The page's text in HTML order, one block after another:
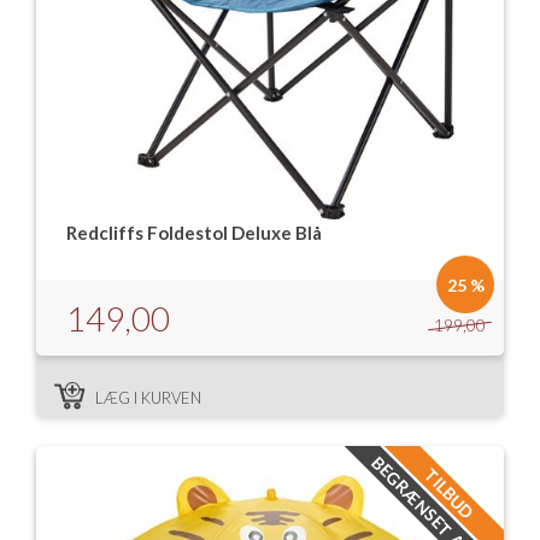
Redcliffs Foldestol Deluxe Blå
199,00
149,00
25 %
LÆG I KURVEN
TILBUD